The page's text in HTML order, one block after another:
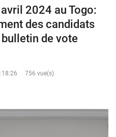
2024 au Togo:
des candidats
de vote
756 vue(s)